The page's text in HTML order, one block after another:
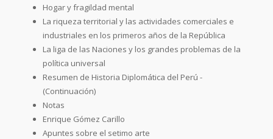
Hogar y fragildad mental
La riqueza territorial y las actividades comerciales e
industriales en los primeros años de la República
La liga de las Naciones y los grandes problemas de la
política universal
Resumen de Historia Diplomática del Perú -
(Continuación)
Notas
Enrique Gómez Carillo
Apuntes sobre el setimo arte